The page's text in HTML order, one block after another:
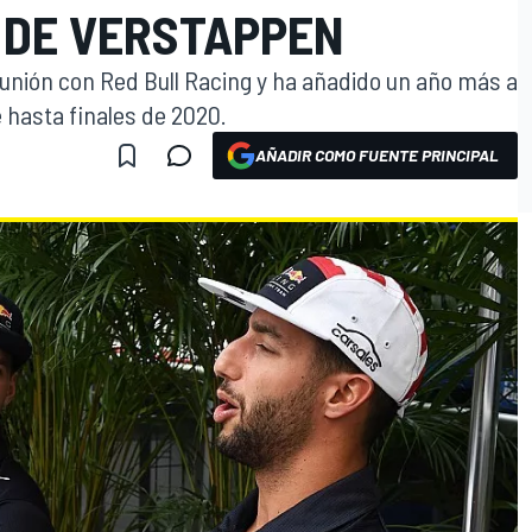
VERSTAPPEN
con Red Bull Racing y ha añadido un año más a
finales de 2020.
AÑADIR COMO FUENTE PRINCIPAL